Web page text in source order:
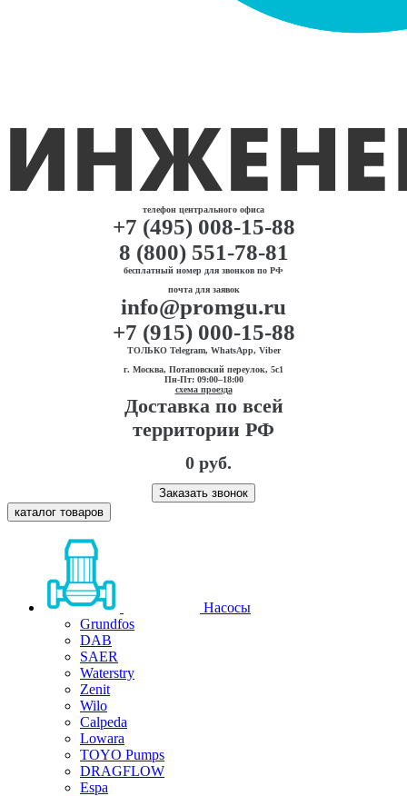
телефон центрального офиса
+7 (495) 008-15-88
8 (800) 551-78-81
бесплатный номер для звонков по РФ
почта для заявок
info@promgu.ru
+7 (915) 000-15-88
ТОЛЬКО Telegram, WhatsApp, Viber
г. Москва, Потаповский переулок, 5с1
Пн-Пт: 09:00–18:00
схема проезда
Доставка по всей
территории РФ
0 руб.
Заказать звонок
каталог товаров
Насосы
Grundfos
DAB
SAER
Waterstry
Zenit
Wilo
Calpeda
Lowara
TOYO Pumps
DRAGFLOW
Espa